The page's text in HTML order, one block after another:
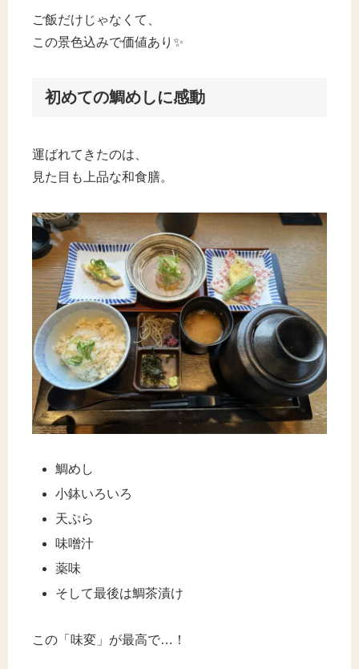
ご飯だけじゃなくて、
この景色込みで価値あり✨
初めての鯛めしに感動
運ばれてきたのは、
見た目も上品な和食膳。
鯛めし
小鉢いろいろ
天ぷら
味噌汁
薬味
そして最後は鯛茶漬け
この「味変」が最高で…！